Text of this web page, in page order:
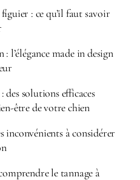
: ce qu’il faut savoir
: l’élégance made in design
solutions efficaces
être de votre chien
inconvénients à considérer
le tannage à